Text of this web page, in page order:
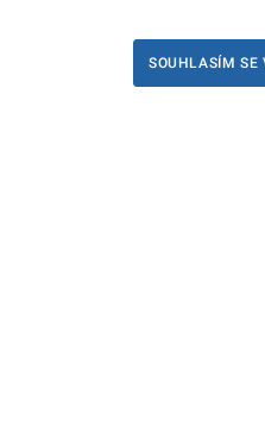
SOUHLASÍM SE